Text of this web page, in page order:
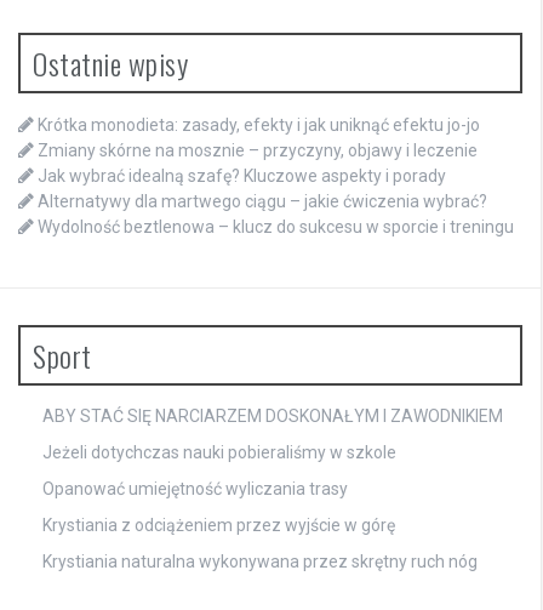
Ostatnie wpisy
Krótka monodieta: zasady, efekty i jak uniknąć efektu jo-jo
Zmiany skórne na mosznie – przyczyny, objawy i leczenie
Jak wybrać idealną szafę? Kluczowe aspekty i porady
Alternatywy dla martwego ciągu – jakie ćwiczenia wybrać?
Wydolność beztlenowa – klucz do sukcesu w sporcie i treningu
Sport
ABY STAĆ SIĘ NARCIARZEM DOSKONAŁYM I ZAWODNIKIEM
Jeżeli dotychczas nauki pobieraliśmy w szkole
Opanować umiejętność wyliczania trasy
Krystiania z odciążeniem przez wyjście w górę
Krystiania naturalna wykonywana przez skrętny ruch nóg